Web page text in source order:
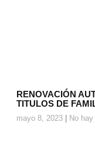
RENOVACIÓN
TITULOS DE
mayo 8, 2023 No